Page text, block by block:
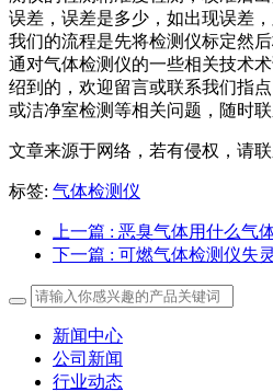
误差，误差是多少，如出现误差
我们的流程是先将检测仪标定然
通对气体检测仪的一些相关技术
绍到的，欢迎留言或联系我们指
或洁净室检测等相关问题，随时联
文章来源于网络，若有侵权，请联
标签: 气体检测仪
上一篇 : 恶臭气体用什么气
下一篇 : 可燃气体检测仪失
新闻中心
公司新闻
行业动态